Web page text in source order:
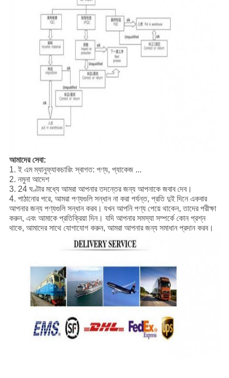
আমাদের সেবা:
1. ই এম ম্যানুফ্যাকচারিং স্বাগত: পণ্য, প্যাকেজ ...
2. নমুনা আদেশ
3. 24 ঘণ্টার মধ্যে আমরা আপনার তদন্তের জন্য আপনাকে জবাব দেব।
4. পাঠানোর পরে, আমরা পণ্যগুলি সন্ধান না করা পর্যন্ত, প্রতি দুই দিনে একবার
আপনার জন্য পণ্যগুলি সন্ধান করব। যখন আপনি পণ্য পেয়ে থাকেন, তাদের পরীক্ষা
করুন, এবং আমাকে প্রতিক্রিয়া দিন। যদি আপনার সমস্যা সম্পর্কে কোন প্রশ্ন
থাকে, আমাদের সাথে যোগাযোগ করুন, আমরা আপনার জন্য সমাধান প্রদান করব।